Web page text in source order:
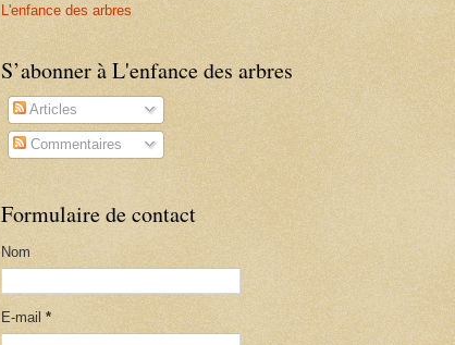
L'enfance des arbres
S’abonner à L'enfance des arbres
Articles
Commentaires
Formulaire de contact
Nom
E-mail *